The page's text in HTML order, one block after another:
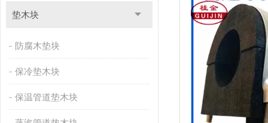
垫木块
防腐木垫块
保冷垫木块
保温管道垫木块